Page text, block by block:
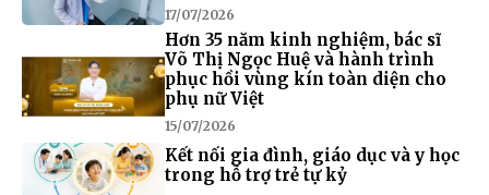
17/07/2026
Hơn 35 năm kinh nghiệm, bác sĩ
Võ Thị Ngọc Huệ và hành trình
phục hồi vùng kín toàn diện cho
phụ nữ Việt
15/07/2026
Kết nối gia đình, giáo dục và y học
trong hỗ trợ trẻ tự kỷ